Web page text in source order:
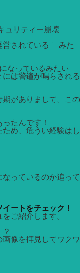
ュリティー崩壊
されている！ みた
なっているみたい
は警鐘が鳴らされる
がありまして、この
たんです！
め、危うい経験はし
っているのか追って
ートをチェック！
ご紹介します。
像を拝見してワクワ